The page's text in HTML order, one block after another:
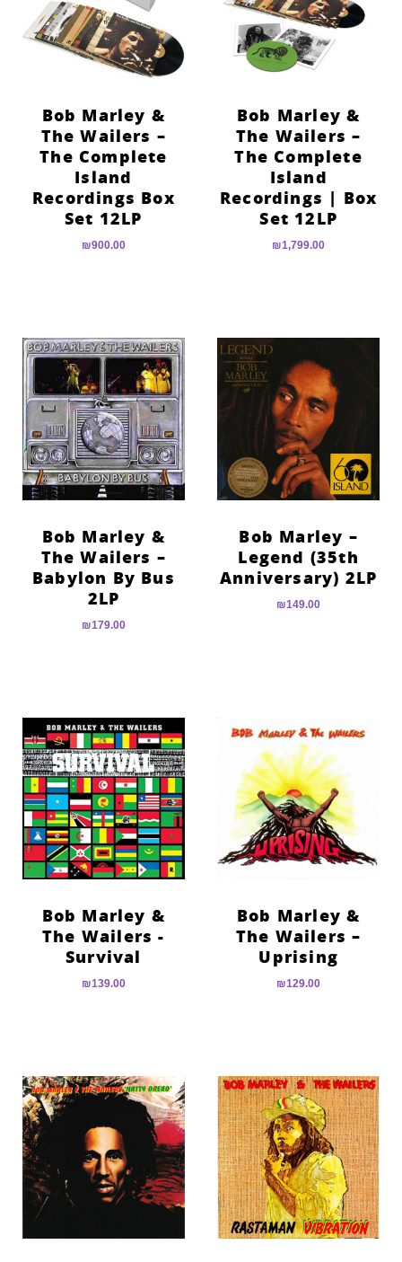
Bob Marley &
The Wailers –
The Complete
Island
Recordings | Box
Set 12LP
₪1,799.00
Bob Marley &
The Wailers –
The Complete
Island
Recordings Box
Set 12LP
₪900.00
Bob Marley –
Legend (35th
Anniversary) 2LP
₪149.00
Bob Marley &
The Wailers –
Babylon By Bus
2LP
₪179.00
Bob Marley &
The Wailers –
Uprising
₪129.00
Bob Marley &
The Wailers ‎-
Survival
₪139.00